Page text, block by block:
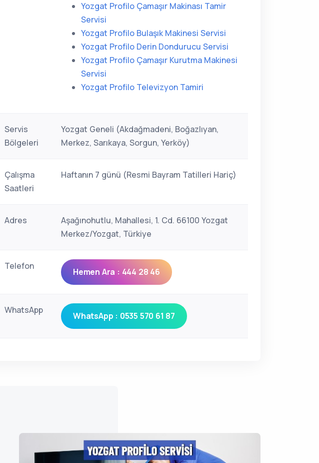
Yozgat Profilo Çamaşır Makinası Tamir
Servisi
Yozgat Profilo Bulaşık Makinesi Servisi
Yozgat Profilo Derin Dondurucu Servisi
Yozgat Profilo Çamaşır Kurutma Makinesi
Servisi
Yozgat Profilo Televizyon Tamiri
Servis
Bölgeleri
Yozgat Geneli (Akdağmadeni, Boğazlıyan,
Merkez, Sarıkaya, Sorgun, Yerköy)
Çalışma
Saatleri
Haftanın 7 günü (Resmi Bayram Tatilleri Hariç)
Adres
Aşağınohutlu, Mahallesi, 1. Cd. 66100 Yozgat
Merkez/Yozgat, Türkiye
Telefon
Hemen Ara : 444 28 46
WhatsApp
WhatsApp : 0535 570 61 87